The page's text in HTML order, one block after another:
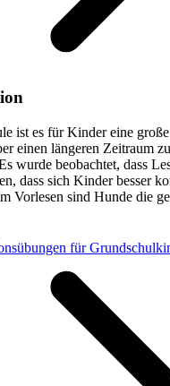
ist es für Kinder eine große
einen längeren Zeitraum
wurde beobachtet, dass
dass sich Kinder besser
Vorlesen sind Hunde die
für